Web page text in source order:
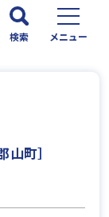
検索 メニュー
町］